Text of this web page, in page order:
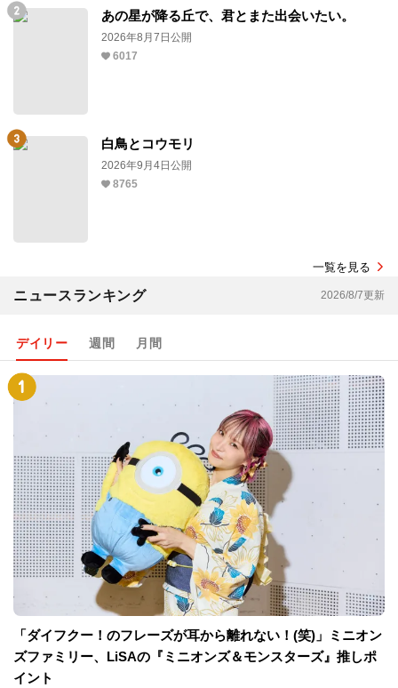
あの星が降る丘で、君とまた出会いたい。
2026年8月7日公開
6017
白鳥とコウモリ
2026年9月4日公開
8765
一覧を見る
ニュースランキング 2026/8/7更新
デイリー 週間 月間
「ダイフクー！のフレーズが耳から離れない！(笑)」ミニオン
ズファミリー、LiSAの『ミニオンズ＆モンスターズ』推しポ
イント